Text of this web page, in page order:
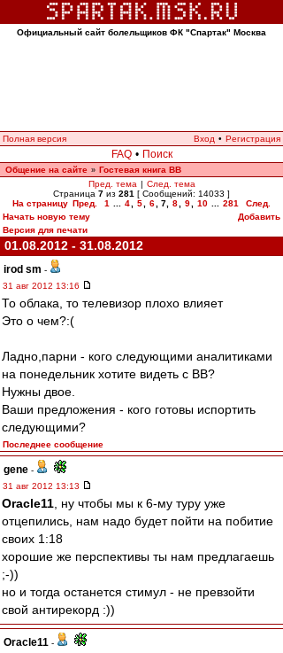
Официальный сайт болельщиков ФК "Спартак" Москва
Полная версия Вход • Регистрация
FAQ • Поиск
Общение на сайте » Гостевая книга ВВ
Пред. тема | След. тема
Страница 7 из 281 [ Сообщений: 14033 ]
На страницу Пред. 1 4 5 6 7 8 9 10 281
След.
Начать новую тему
Добавить
Версия для печати
01.08.2012 - 31.08.2012
irod sm -
31 авг 2012 13:16
То облака, то телевизор плохо влияет
Это о чем?:(
Ладно,парни - кого следующими аналитиками
на понедельник хотите видеть с ВВ?
Нужны двое.
Ваши предложения - кого готовы испортить
следующими?
Последнее сообщение
gene -
31 авг 2012 13:13
Oracle11 , ну чтобы мы к 6-му туру уже
отцепились, нам надо будет пойти на побитие
своих 1:18
хорошие же перспективы ты нам предлагаешь
;-))
но и тогда останется стимул - не превзойти
свой антирекорд :))
Oracle11 -